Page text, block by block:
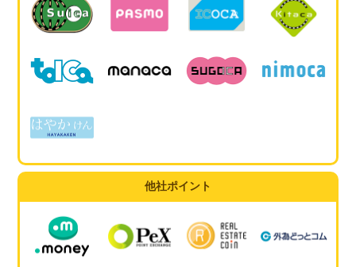
他社ポイント